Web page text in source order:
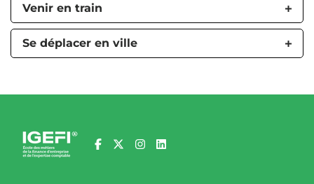
Venir en train
Se déplacer en ville